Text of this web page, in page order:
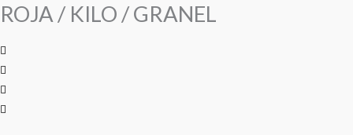
ROJA / KILO / GRANEL
GRANEL